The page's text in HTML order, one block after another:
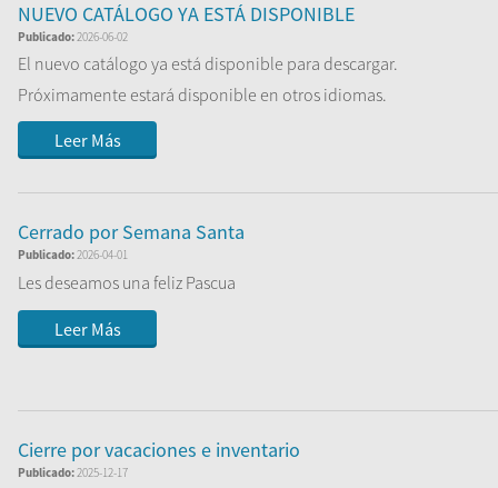
NUEVO CATÁLOGO YA ESTÁ DISPONIBLE
Publicado:2026-06-02
El nuevo catálogo ya está disponible para descargar.
Próximamente estará disponible en otros idiomas.
Leer Más
Cerrado por Semana Santa
Publicado:2026-04-01
Les deseamos una feliz Pascua
Leer Más
Cierre por vacaciones e inventario
Publicado:2025-12-17